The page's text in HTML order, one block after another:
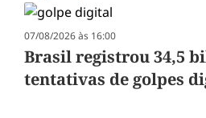
07/08/2026 às 16:00
Brasil registrou 34,5
tentativas de golpes